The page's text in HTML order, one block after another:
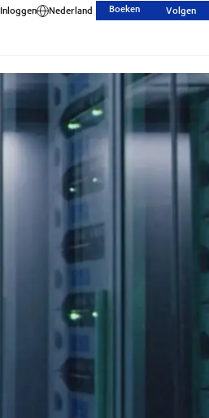
Inloggen Nederland Boeken Volgen